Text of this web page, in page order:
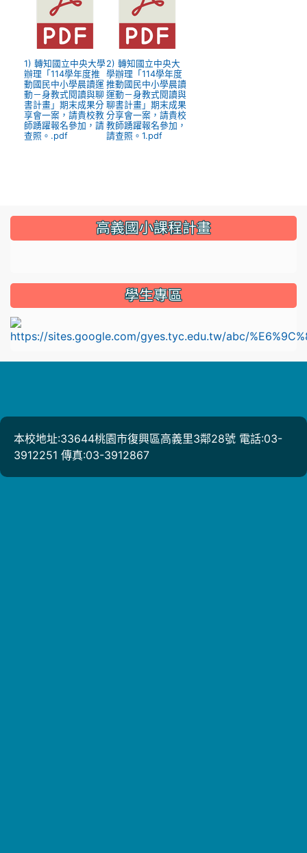
1) 轉知國立中央大學
辦理「114學年度推
動國民中小學晨讀運
動－身教式閱讀與聊
書計畫」期末成果分
享會一案，請貴校教
師踴躍報名參加，請
查照。.pdf
2) 轉知國立中央大
學辦理「114學年度
推動國民中小學晨讀
運動－身教式閱讀與
聊書計畫」期末成果
分享會一案，請貴校
教師踴躍報名參加，
請查照。1.pdf
::: 高義國小課程計畫
學生專區
本校地址:33644桃園市復興區高義里3鄰28號 電話:03-
3912251 傳真:03-3912867